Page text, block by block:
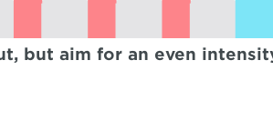
but aim for an even